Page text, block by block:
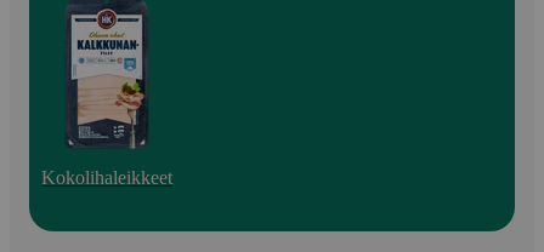
Kokolihaleikkeet